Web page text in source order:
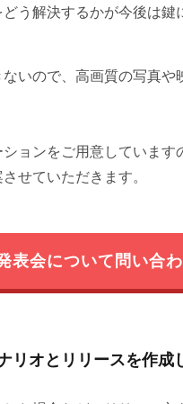
う解決するかが今後は鍵
いので、高画質の写真や
ョンをご用意しています
せていただきます。
表会について問い合
リオとリリースを作成